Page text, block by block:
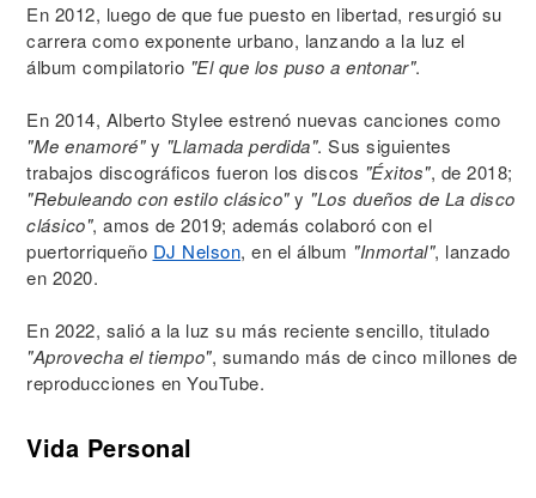
En 2012, luego de que fue puesto en libertad, resurgió su
carrera como exponente urbano, lanzando a la luz el
álbum compilatorio "El que los puso a entonar".
En 2014, Alberto Stylee estrenó nuevas canciones como
"Me enamoré"y "Llamada perdida". Sus siguientes
trabajos discográficos fueron los discos "Éxitos", de 2018;
"Rebuleando con estilo clásico"y "Los dueños de La disco
clásico", amos de 2019; además colaboró con el
puertorriqueño DJ Nelson, en el álbum "Inmortal", lanzado
en 2020.
En 2022, salió a la luz su más reciente sencillo, titulado
"Aprovecha el tiempo", sumando más de cinco millones de
reproducciones en YouTube.
Vida Personal